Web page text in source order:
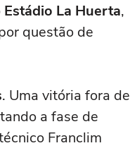
Estádio La Huerta,
questão de
. Uma vitória fora de
a fase de
Franclim